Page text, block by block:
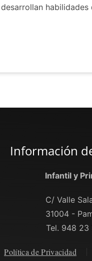
Información
Infantil y
C/ Valle
31004 -
Tel. 948 23
Política de Privacidad